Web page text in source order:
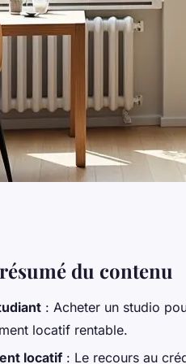
étudiant
du contenu
: Acheter un studio
locatif rentable.
locatif: Le recours au